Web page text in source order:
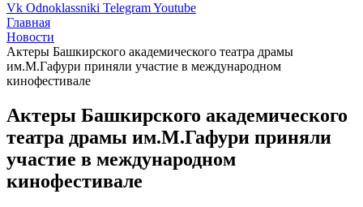
Vk Odnoklassniki TelegramYoutube
Главная
Новости
Актеры Башкирского академического театра драмы
им.М.Гафури приняли участие в международном
кинофестивале
Актеры Башкирского академического
театра драмы им.М.Гафури приняли
участие в международном
кинофестивале